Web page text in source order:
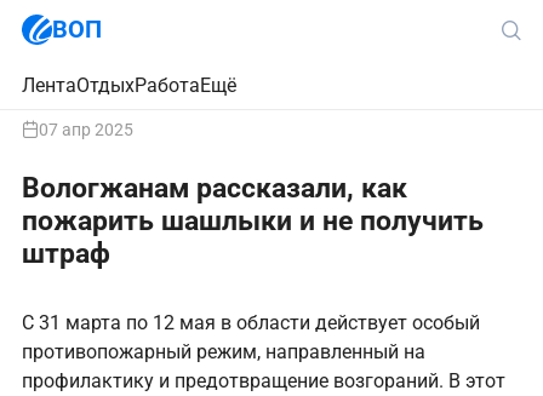
ВОП
ЛентаОтдыхРаботаЕщё
07 апр 2025
Вологжанам рассказали, как
пожарить шашлыки и не получить
штраф
С 31 марта по 12 мая в области действует особый
противопожарный режим, направленный на
профилактику и предотвращение возгораний. В этот